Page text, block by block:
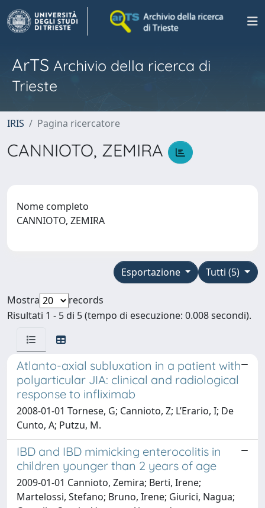
ArTS Archivio della ricerca di
Trieste
IRIS Pagina ricercatore
CANNIOTO, ZEMIRA
Nome completo
CANNIOTO, ZEMIRA
Tutti (5)
Esportazione
Mostra
records
Risultati 1 - 5 di 5 (tempo di esecuzione: 0.008 secondi).
Atlanto-axial subluxation in a patient with
polyarticular JIA: clinical and radiological
response to infliximab
2008-01-01 Tornese, G; Cannioto, Z; L’Erario, I; De
Cunto, A; Putzu, M.
IBD and IBD mimicking enterocolitis in
children younger than 2 years of age
2009-01-01 Cannioto, Zemira; Berti, Irene;
Martelossi, Stefano; Bruno, Irene; Giurici, Nagua;